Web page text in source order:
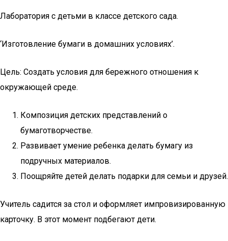
Лаборатория с детьми в классе детского сада.
‘Изготовление бумаги в домашних условиях’.
Цель: Создать условия для бережного отношения к
окружающей среде.
Композиция детских представлений о
бумаготворчестве.
Развивает умение ребенка делать бумагу из
подручных материалов.
Поощряйте детей делать подарки для семьи и друзей.
Учитель садится за стол и оформляет импровизированную
карточку. В этот момент подбегают дети.